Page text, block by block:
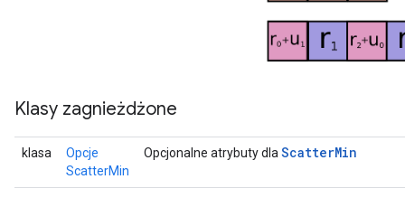
Klasy zagnieżdżone
klasa
Opcje
ScatterMin
Opcjonalne atrybuty dlaScatterMin